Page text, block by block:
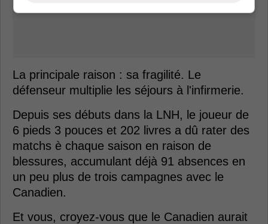
La principale raison : sa fragilité. Le
défenseur multiplie les séjours à l'infirmerie.
Depuis ses débuts dans la LNH, le joueur de
6 pieds 3 pouces et 202 livres a dû rater des
matchs è chaque saison en raison de
blessures, accumulant déjà 91 absences en
un peu plus de trois campagnes avec le
Canadien.
Et vous, croyez-vous que le Canadien aurait